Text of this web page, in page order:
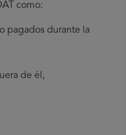
como:
pagados durante la
de él,